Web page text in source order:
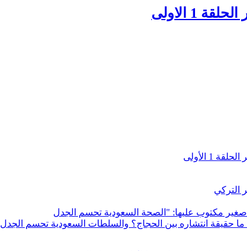
1 الاولى
الأولى
ما حقيقة انتشاره بين الحجاج؟ والسلطات السعودية تحسم الجدل